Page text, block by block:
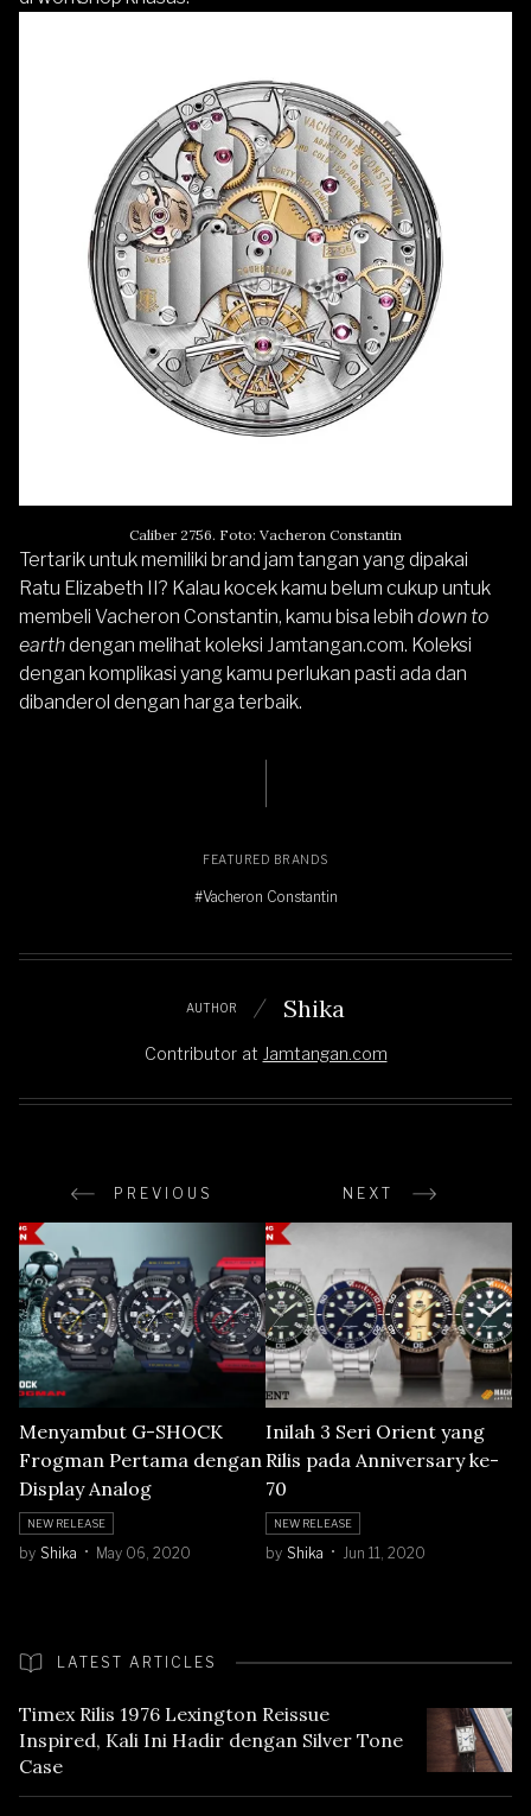
Caliber 2756. Foto: Vacheron Constantin
Tertarik untuk memiliki brand jam tangan yang dipakai
Ratu Elizabeth II? Kalau kocek kamu belum cukup untuk
membeli Vacheron Constantin, kamu bisa lebih down to
earthdengan melihat koleksi Jamtangan.com. Koleksi
dengan komplikasi yang kamu perlukan pasti ada dan
dibanderol dengan harga terbaik.
FEATURED BRANDS
#Vacheron Constantin
AUTHOR Shika
Contributor at Jamtangan.com
PREVIOUS NEXT
Menyambut G-SHOCK
Frogman Pertama dengan
Display Analog
NEW RELEASE
by Shika May 06, 2020
Inilah 3 Seri Orient yang
Rilis pada Anniversary ke-
70
NEW RELEASE
by Shika Jun 11, 2020
LATEST ARTICLES
Timex Rilis 1976 Lexington Reissue
Inspired, Kali Ini Hadir dengan Silver Tone
Case